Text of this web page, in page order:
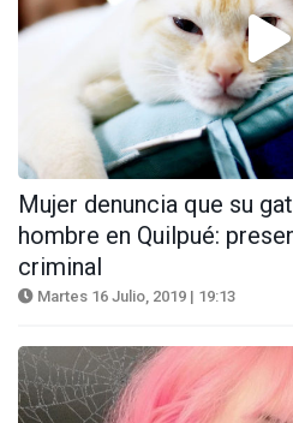
Mujer denuncia que su
hombre en Quilpué:
criminal
Martes 16 Julio, 2019 | 19:13